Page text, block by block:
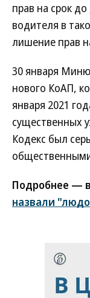
прав на срок
водителя в
лишение прав
30 января
нового КоАП,
января 2021
существенных
Кодекс был
Подробнее —
назвали
Новости